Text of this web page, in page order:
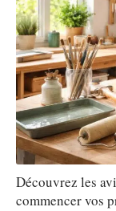
Découvrez les
commencer vos